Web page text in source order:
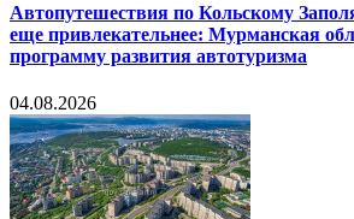
Автопутешествия по Кольскому
еще привлекательнее: Мурманская
программу развития автотуризма
04.08.2026